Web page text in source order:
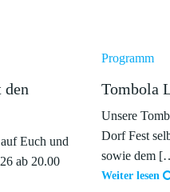
Euch und
ab 20.00
Programm
Tombola
Unsere
Dorf Fest
sowie dem
Weiter lesen